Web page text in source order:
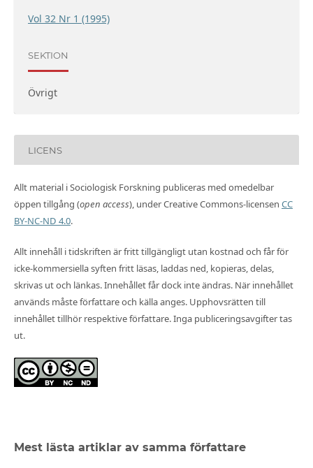
Vol 32 Nr 1 (1995)
SEKTION
Övrigt
LICENS
Allt material i Sociologisk Forskning publiceras med omedelbar
öppen tillgång (open access), under Creative Commons-licensen CC
BY-NC-ND 4.0.
Allt innehåll i tidskriften är fritt tillgängligt utan kostnad och får för
icke-kommersiella syften fritt läsas, laddas ned, kopieras, delas,
skrivas ut och länkas. Innehållet får dock inte ändras. När innehållet
används måste författare och källa anges. Upphovsrätten till
innehållet tillhör respektive författare. Inga publiceringsavgifter tas
ut.
Mest lästa artiklar av samma författare